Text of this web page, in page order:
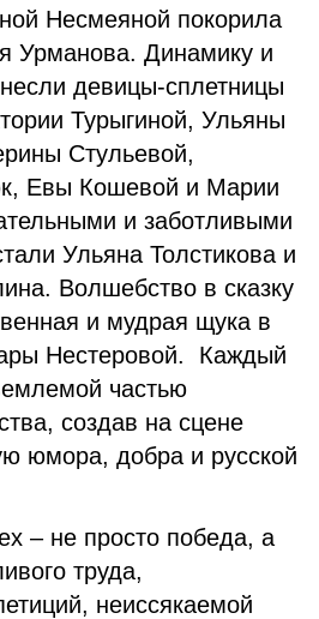
Несмеяной покорила
Урманова. Динамику и
девицы-сплетницы
Турыгиной, Ульяны
Стульевой,
Евы Кошевой и Марии
и заботливыми
Ульяна Толстикова и
Волшебство в сказку
и мудрая щука в
Нестеровой. Каждый
частью
создав на сцене
юмора, добра и русской
– не просто победа, а
труда,
неиссякаемой